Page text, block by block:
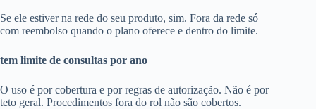
Se ele estiver na rede do seu produto, sim. Fora da rede só
com reembolso quando o plano oferece e dentro do limite.
tem limite de consultas por ano
O uso é por cobertura e por regras de autorização. Não é por
teto geral. Procedimentos fora do rol não são cobertos.